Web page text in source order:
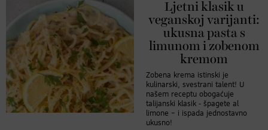
Ljetni klasik u
veganskoj varijanti:
ukusna pasta s
limunom i zobenom
kremom
Zobena krema istinski je
kulinarski, svestrani talent! U
našem receptu obogaćuje
talijanski klasik - špagete al
limone – i ispada jednostavno
ukusno!